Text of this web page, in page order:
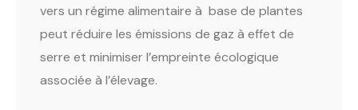
vers un régime alimentaire à base de plantes
peut réduire les émissions de gaz à effet de
serre et minimiser l’empreinte écologique
associée à l’élevage.